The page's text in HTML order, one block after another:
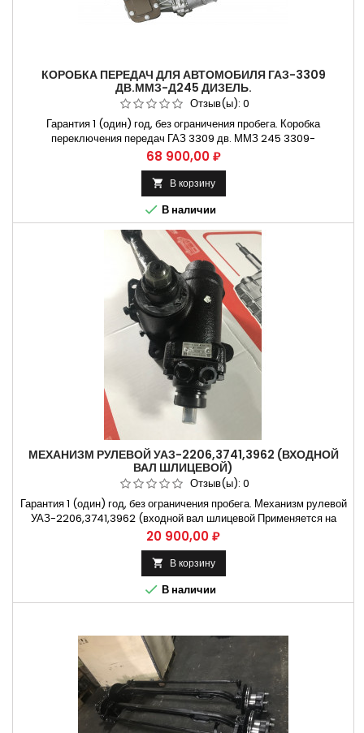
КОРОБКА ПЕРЕДАЧ ДЛЯ АВТОМОБИЛЯ ГАЗ-3309
ДВ.ММЗ-Д245 ДИЗЕЛЬ.
Отзыв(ы): 0
Гарантия 1 (один) год, без ограничения пробега. Коробка
переключения передач ГАЗ 3309 дв. ММЗ 245 3309-
1700010 Применяется
на автомобилях ГАЗ-3309 и их модификациях. дв. ММЗ 245 Не
требующая установки коробки передач на СТО. Способы оплаты
Безналичный расчет, оплата...
Цена
68 900,00 ₽
 В корзину
 В наличии
МЕХАНИЗМ РУЛЕВОЙ УАЗ-2206,3741,3962 (ВХОДНОЙ
ВАЛ ШЛИЦЕВОЙ)
Отзыв(ы): 0
Гарантия 1 (один) год, без ограничения пробега. Механизм рулевой
УАЗ-2206,3741,3962 (входной вал шлицевой Применяется на
автомобилях УАЗ-2206,3741,3962 Не требующая установки
коробки передач на СТО. Способы оплаты Безналичный расчет,
оплата банковской картой
Цена
20 900,00 ₽
 В корзину
 В наличии